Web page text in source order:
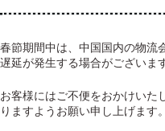
春節期間中は、中国国内の物流
遅延が発生する場合がございま
お客様にはご不便をおかけいた
りますようお願い申し上げます。